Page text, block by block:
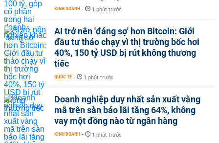
KINH DOANH - 1 phút trước
AI trở nên 'đáng sợ' hơn Bitcoin: Giới
đầu tư tháo chạy vì thị trường bốc hơi
40%, 150 tỷ USD bị rút không thương
tiếc
QUỐC TẾ - 1 phút trước
Doanh nghiệp duy nhất sản xuất vàng
mã trên sàn báo lãi tăng 64%, không
vay một đồng nào từ ngân hàng
KINH DOANH - 1 phút trước